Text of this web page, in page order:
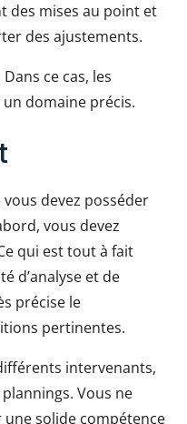
des mises au point et
des ajustements.
ce cas, les
domaine précis.
devez posséder
vous devez
qui est tout à fait
d’analyse et de
précise le
pertinentes.
intervenants,
Vous ne
solide compétence